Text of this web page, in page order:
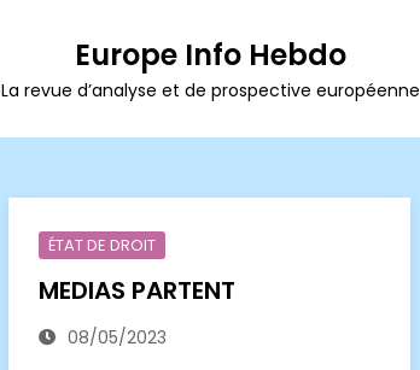
Europe Info Hebdo
La revue d’analyse et de prospective européenne
ÉTAT DE DROIT
MEDIAS PARTENT
08/05/2023